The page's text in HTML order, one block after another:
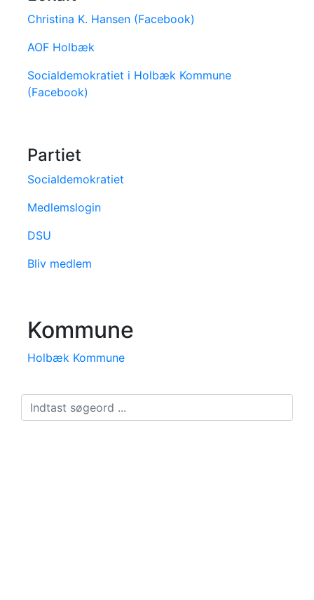
Christina K. Hansen (Facebook)
AOF Holbæk
Socialdemokratiet i Holbæk Kommune
(Facebook)
Partiet
Socialdemokratiet
Medlemslogin
DSU
Bliv medlem
Kommune
Holbæk Kommune